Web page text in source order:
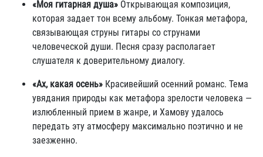
«Моя гитарная душа» Открывающая композиция,
которая задает тон всему альбому. Тонкая метафора,
связывающая струны гитары со струнами
человеческой души. Песня сразу располагает
слушателя к доверительному диалогу.
«Ах, какая осень» Красивейший осенний романс. Тема
увядания природы как метафора зрелости человека —
излюбленный прием в жанре, и Хамову удалось
передать эту атмосферу максимально поэтично и не
заезженно.